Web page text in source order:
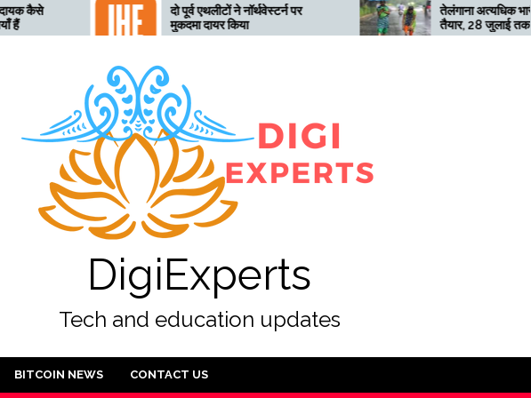
दो पूर्व एथलीटों ने नॉर्थवेस्टर्न पर
मुकदमा दायर किया
तेलंगाना अत्यधिक भारी बारिश के लिए
तैयार, 28 जुलाई तक ‘रेड’ अलर्ट जारी
DigiExperts
Tech and education updates
BITCOIN NEWS CONTACT US